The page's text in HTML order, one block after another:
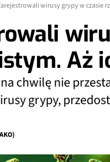
wirusy grypy w czasie
Aż
chwilę nie
grypy,